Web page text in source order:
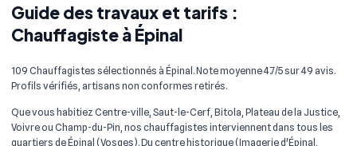
Guide des travaux et tarifs :
Chauffagiste à Épinal
109 Chauffagistes sélectionnés à Épinal. Note moyenne 4.7/5 sur 49 avis.
Profils vérifiés, artisans non conformes retirés.
Que vous habitiez Centre-ville, Saut-le-Cerf, Bitola, Plateau de la Justice,
Voivre ou Champ-du-Pin, nos chauffagistes interviennent dans tous les
quartiers de Épinal (Vosges). Du centre historique (Imagerie d'Épinal,